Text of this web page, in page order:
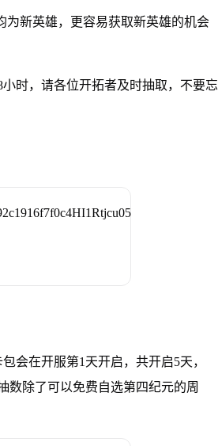
为新英雄，更容易获取新英雄的机会
时，请各位开拓者及时抽取，不要忘
会在开服第1天开启，共开启5天，
数除了可以免费自选第四纪元的周